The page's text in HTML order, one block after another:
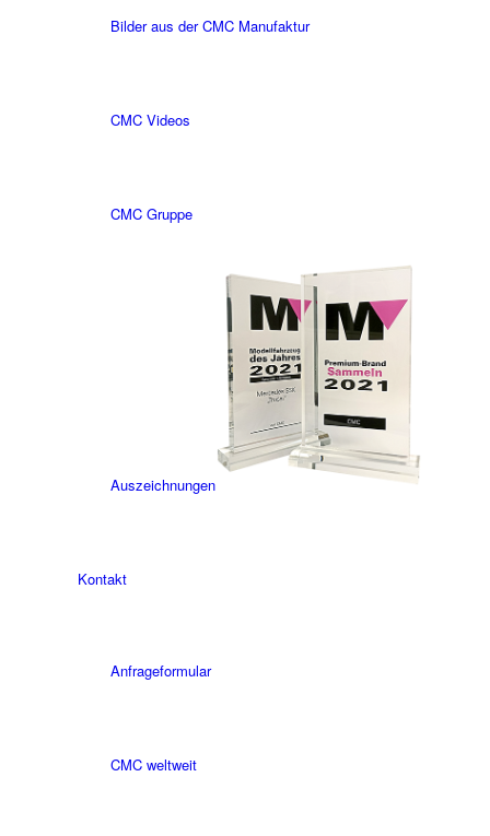
Bilder aus der CMC Manufaktur
CMC Videos
CMC Gruppe
Auszeichnungen
Kontakt
Anfrageformular
CMC weltweit